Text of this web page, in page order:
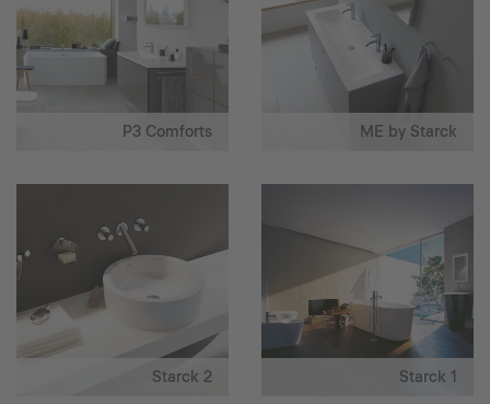
ME by Starck
P3 Comforts
Starck 1
Starck 2